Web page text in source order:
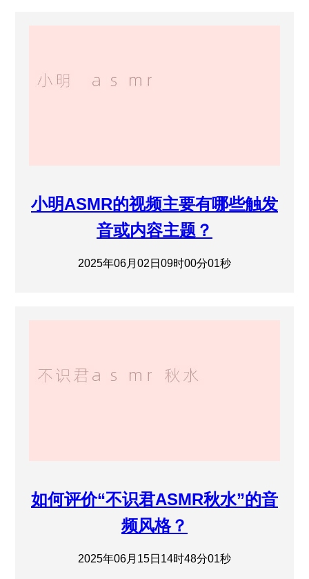
小明ASMR的视频主要有哪些触发
音或内容主题？
2025年06月02日09时00分01秒
如何评价“不识君ASMR秋水”的音
频风格？
2025年06月15日14时48分01秒